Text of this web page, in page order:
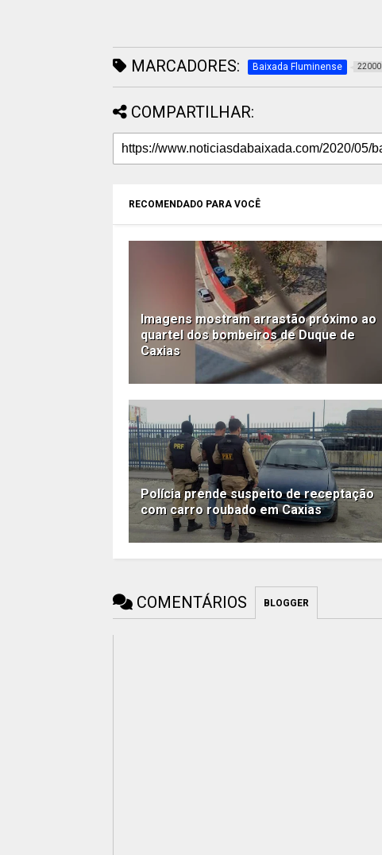
MARCADORES: Baixada Fluminense 22000
COMPARTILHAR:
RECOMENDADO PARA VOCÊ
Imagens mostram arrastão próximo ao
quartel dos bombeiros de Duque de
Caxias
Polícia prende suspeito de receptação
com carro roubado em Caxias
COMENTÁRIOS BLOGGER